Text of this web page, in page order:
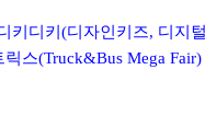
키디키 (디자인키즈, 디지
릭스(Truck&Bus Mega Fair)